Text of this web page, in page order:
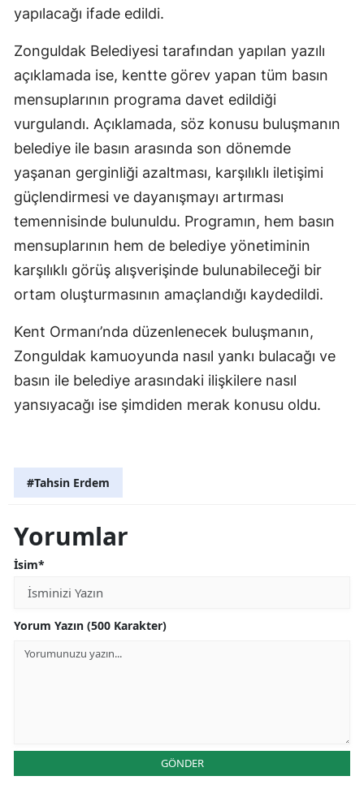
yapılacağı ifade edildi.
Zonguldak Belediyesi tarafından yapılan yazılı
açıklamada ise, kentte görev yapan tüm basın
mensuplarının programa davet edildiği
vurgulandı. Açıklamada, söz konusu buluşmanın
belediye ile basın arasında son dönemde
yaşanan gerginliği azaltması, karşılıklı iletişimi
güçlendirmesi ve dayanışmayı artırması
temennisinde bulunuldu. Programın, hem basın
mensuplarının hem de belediye yönetiminin
karşılıklı görüş alışverişinde bulunabileceği bir
ortam oluşturmasının amaçlandığı kaydedildi.
Kent Ormanı’nda düzenlenecek buluşmanın,
Zonguldak kamuoyunda nasıl yankı bulacağı ve
basın ile belediye arasındaki ilişkilere nasıl
yansıyacağı ise şimdiden merak konusu oldu.
#Tahsin Erdem
Yorumlar
İsim*
Yorum Yazın (500 Karakter)
GÖNDER